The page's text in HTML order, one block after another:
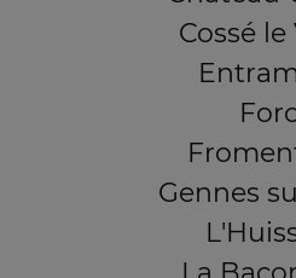
Cossé le
Gennes